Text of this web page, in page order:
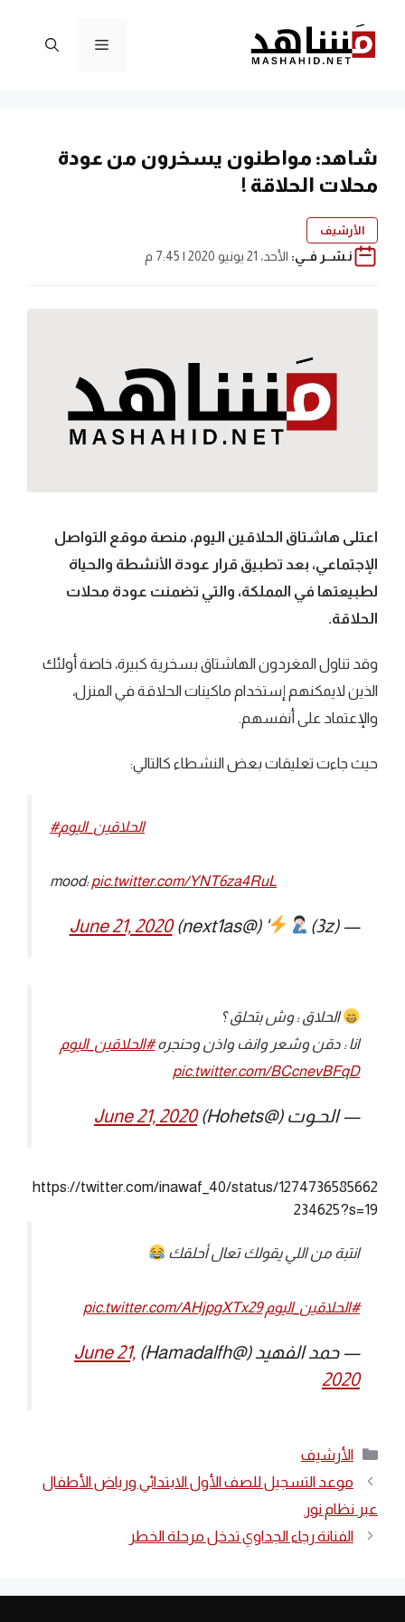
المحتوى
القائمة
شاهد: مواطنون يسخرون من عودة
محلات الحلاقة !
الأرشيف
نـشــر فــي: الأحد، 21 يونيو 2020 | 7:45 م
اعتلى هاشتاق الحلاقين اليوم، منصة موقع التواصل
الإجتماعي، بعد تطبيق قرار عودة الأنشطة والحياة
لطبيعتها في المملكة، والتي تضمنت عودة محلات
الحلاقة.
وقد تناول المغردون الهاشتاق بسخرية كبيرة، خاصة أولئك
الذين لايمكنهم إستخدام ماكينات الحلاقة في المنزل،
والإعتماد على أنفسهم.
حيث جاءت تعليقات بعض النشطاء كالتالي:
#الحلاقين_اليوم
mood:pic.twitter.com/YNT6za4RuL
— (3z)
' (@next1as)
June 21, 2020
الحلاق : وش بتحلق ؟
انا : دقن وشعر وانف واذن وحنجره#الحلاقين_اليوم
pic.twitter.com/BCcnevBFqD
— الحـوت (@Hohets) June 21, 2020
https://twitter.com/inawaf_40/status/1274736585662
234625?s=19
انتبة من اللي يقولك تعال أحلقك
#الحلاقين_اليوم pic.twitter.com/AHjpgXTx29
— حمد الفهيد (@Hamadalfh)
June 21,
2020
التصنيفات
الأرشيف
موعد التسجيل للصف الأول الابتدائي ورياض الأطفال
عبر نظام نور
الفنانة رجاء الجداوي تدخل مرحلة الخطر